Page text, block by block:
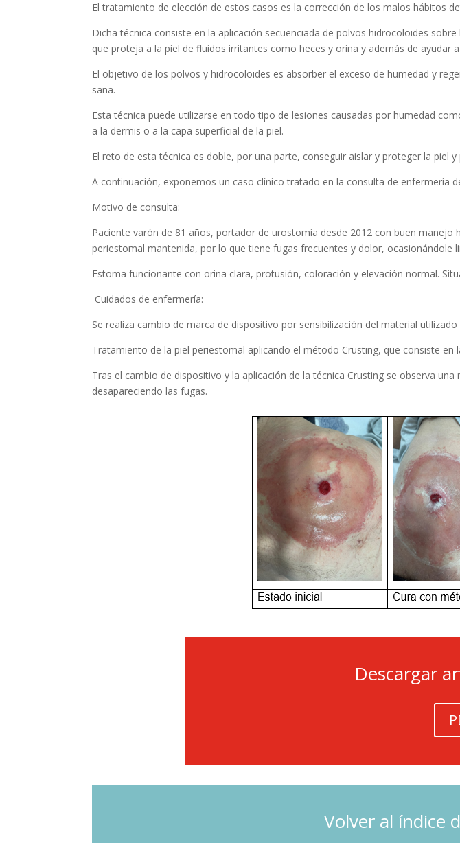
El tratamiento de elección de estos casos es la corrección de los malos hábitos
Dicha técnica consiste en la aplicación secuenciada de polvos hidrocoloides
que proteja a la piel de fluidos irritantes como heces y orina y además de ayudar
El objetivo de los polvos y hidrocoloides es absorber el exceso de humedad y
sana.
Esta técnica puede utilizarse en todo tipo de lesiones causadas por humedad
a la dermis o a la capa superficial de la piel.
El reto de esta técnica es doble, por una parte, conseguir aislar y proteger la piel
A continuación, exponemos un caso clínico tratado en la consulta de enfermería
Motivo de consulta:
Paciente varón de 81 años, portador de urostomía desde 2012 con buen
periestomal mantenida, por lo que tiene fugas frecuentes y dolor, ocasionándole
Estoma funcionante con orina clara, protusión, coloración y elevación normal.
Cuidados de enfermería:
Se realiza cambio de marca de dispositivo por sensibilización del material
Tratamiento de la piel periestomal aplicando el método Crusting, que consiste en
Tras el cambio de dispositivo y la aplicación de la técnica Crusting se observa
desapareciendo las fugas.
Descargar
Volver al índice